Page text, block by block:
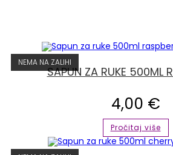
NEMA NA ZALIHI
SAPUN ZA RUKE 500ML
4,00 €
Pročitaj više